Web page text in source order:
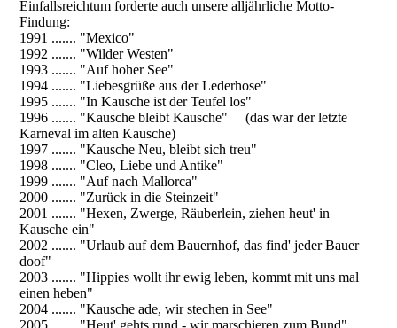
Einfallsreichtum forderte auch unsere alljährliche Motto-
Findung:
1991 ....... "Mexico"
1992 ....... "Wilder Westen"
1993 ....... "Auf hoher See"
1994 ....... "Liebesgrüße aus der Lederhose"
1995 ....... "In Kausche ist der Teufel los"
1996 ....... "Kausche bleibt Kausche" (das war der letzte
Karneval im alten Kausche)
1997 ....... "Kausche Neu, bleibt sich treu"
1998 ....... "Cleo, Liebe und Antike"
1999 ....... "Auf nach Mallorca"
2000 ....... "Zurück in die Steinzeit"
2001 ....... "Hexen, Zwerge, Räuberlein, ziehen heut' in
Kausche ein"
2002 ....... "Urlaub auf dem Bauernhof, das find' jeder Bauer
doof"
2003 ....... "Hippies wollt ihr ewig leben, kommt mit uns mal
einen heben"
2004 ....... "Kausche ade, wir stechen in See"